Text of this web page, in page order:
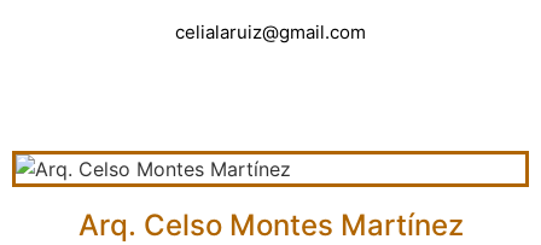
celialaruiz@gmail.com
Arq. Celso Montes Martínez